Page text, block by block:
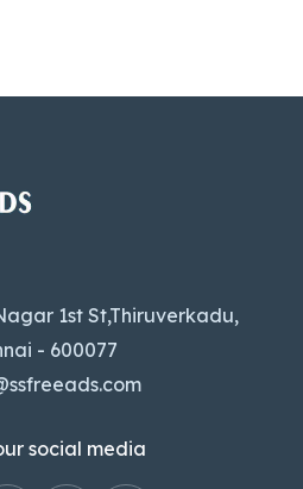
1st St,Thiruverkadu,
- 600077
social media